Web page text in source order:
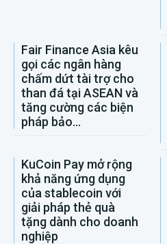
Fair Finance Asia kêu
gọi các ngân hàng
chấm dứt tài trợ cho
than đá tại ASEAN và
tăng cường các biện
pháp bảo...
KuCoin Pay mở rộng
khả năng ứng dụng
của stablecoin với
giải pháp thẻ quà
tặng dành cho doanh
nghiệp